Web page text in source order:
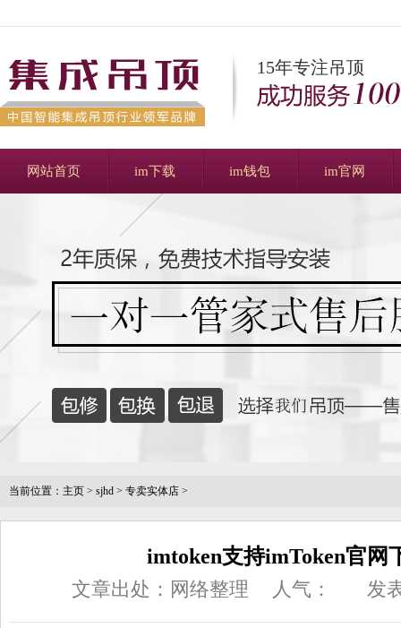
15年专注吊顶
网站首页 im下载 im钱包 im官网
当前位置： 主页 > sjhd > 专卖实体店 >
imtoken支持imToken官网
文章出处：网络整理 人气： 发